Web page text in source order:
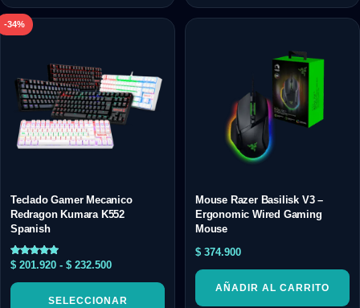
-34%
Teclado Gamer Mecanico
Redragon Kumara K552
Spanish
Valorado
con
5.00
de 5
$ 201.920 - $ 232.500
SELECCIONAR
Mouse Razer Basilisk V3 –
Ergonomic Wired Gaming
Mouse
$ 374.900
AÑADIR AL CARRITO